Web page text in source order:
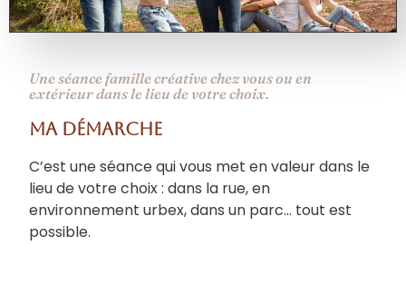
Une séance famille créative chez vous ou en
extérieur dans le lieu de votre choix.
Ma démarche
C’est une séance qui vous met en valeur dans le
lieu de votre choix : dans la rue, en
environnement urbex, dans un parc… tout est
possible.